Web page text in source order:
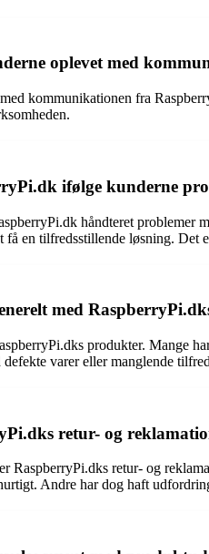
oplevet med
kommunikationen fra
ifølge kunderne
håndteret problemer
få en tilfredsstillende løsning.
med
produkter. Mange
varer eller manglende
retur- og
RaspberryPi.dks retur- og
Andre har dog haft